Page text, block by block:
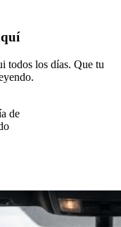
todos los días. Que tu
de